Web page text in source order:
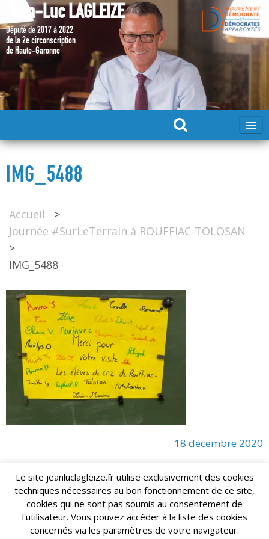
Jean-Luc LAGLEIZE
Député de 2017 à 2022
de la 2e circonscription
de Haute-Garonne
MA CANDIDATURE 2024
DÉPUTÉ 2017 – 2022
MES ACTIONS 2017 – 2022
IMG_5488
Accueil
>
Journée #SurLeTerrain à ROUFFIAC-TOLOSAN
>
IMG_5488
18 décembre 2020
Jean-Luc LAGLEIZE - e-mail : lagleize2024@gmail.com
Mentions Légales- Copyright © 2024. Tous droits réservés.
Le site jeanluclagleize.fr utilise exclusivement des cookies
techniques nécessaires au bon fonctionnement de ce site,
cookies qui ne sont pas soumis au consentement de
l'utilisateur. Vous pouvez accéder à la liste des cookies
concernés via les paramètres de votre navigateur.